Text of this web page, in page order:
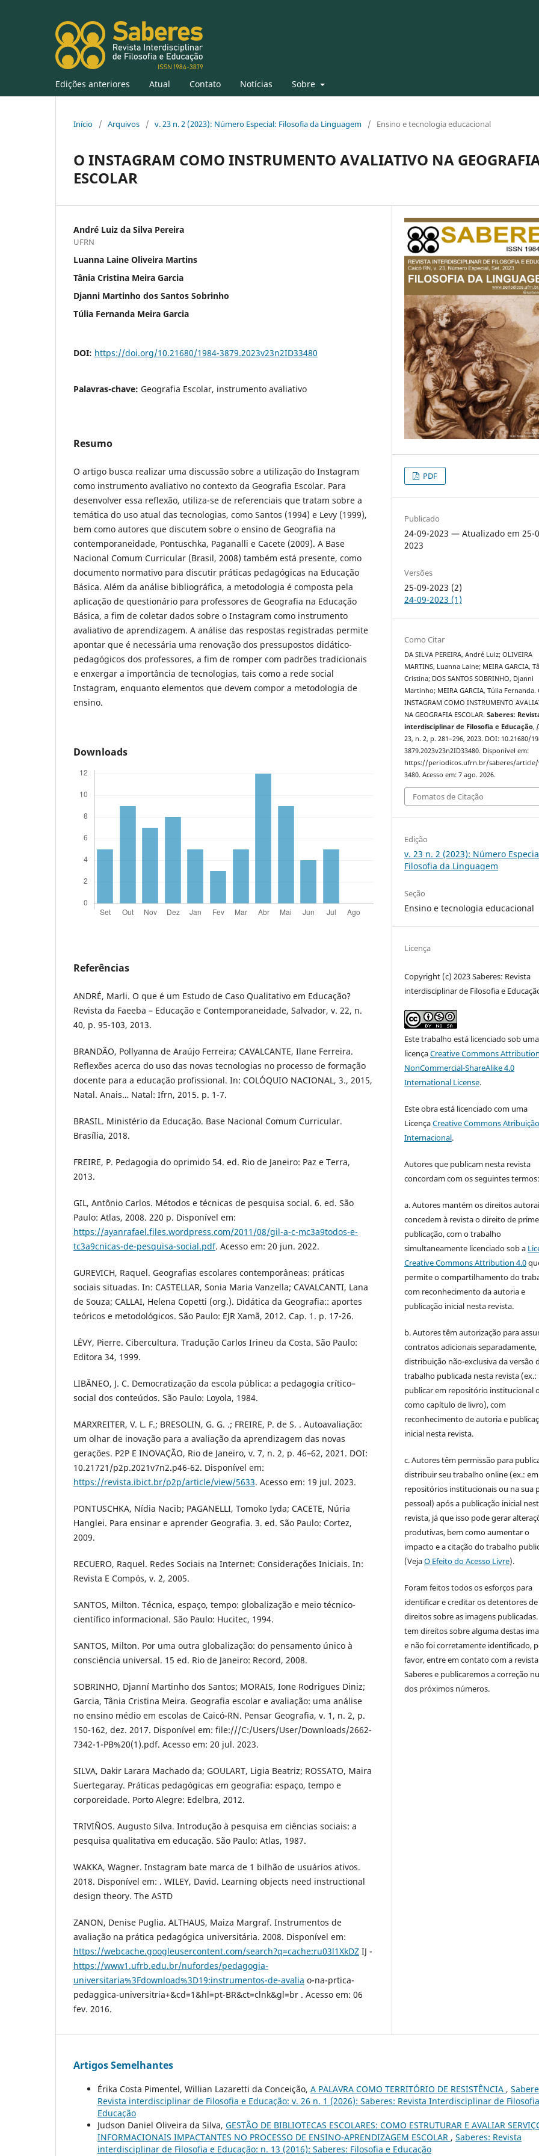
Edições anteriores Atual Contato Notícias Sobre
Início / Arquivos / v. 23 n. 2 (2023): Número Especial: Filosofia da Linguagem / Ensino e tecnologia educacional
O INSTAGRAM COMO INSTRUMENTO AVALIATIVO NA
ESCOLAR
André Luiz da Silva Pereira
UFRN
Luanna Laine Oliveira Martins
Tânia Cristina Meira Garcia
Djanni Martinho dos Santos Sobrinho
Túlia Fernanda Meira Garcia
DOI: https://doi.org/10.21680/1984-3879.2023v23n2ID33480
Palavras-chave: Geografia Escolar, instrumento avaliativo
Resumo
O artigo busca realizar uma discussão sobre a utilização do Instagram
como instrumento avaliativo no contexto da Geografia Escolar. Para
desenvolver essa reflexão, utiliza-se de referenciais que tratam sobre a
temática do uso atual das tecnologias, como Santos (1994) e Levy (1999),
bem como autores que discutem sobre o ensino de Geografia na
contemporaneidade, Pontuschka, Paganalli e Cacete (2009). A Base
Nacional Comum Curricular (Brasil, 2008) também está presente, como
documento normativo para discutir práticas pedagógicas na Educação
Básica. Além da análise bibliográfica, a metodologia é composta pela
aplicação de questionário para professores de Geografia na Educação
Básica, a fim de coletar dados sobre o Instagram como instrumento
avaliativo de aprendizagem. A análise das respostas registradas permite
apontar que é necessária uma renovação dos pressupostos didático-
pedagógicos dos professores, a fim de romper com padrões tradicionais
e enxergar a importância de tecnologias, tais como a rede social
Instagram, enquanto elementos que devem compor a metodologia de
ensino.
Downloads
Referências
ANDRÉ, Marli. O que é um Estudo de Caso Qualitativo em Educação?
Revista da Faeeba – Educação e Contemporaneidade, Salvador, v. 22, n.
40, p. 95-103, 2013.
BRANDÃO, Pollyanna de Araújo Ferreira; CAVALCANTE, Ilane Ferreira.
Reflexões acerca do uso das novas tecnologias no processo de formação
docente para a educação profissional. In: COLÓQUIO NACIONAL, 3., 2015,
Natal. Anais… Natal: Ifrn, 2015. p. 1-7.
BRASIL. Ministério da Educação. Base Nacional Comum Curricular.
Brasília, 2018.
FREIRE, P. Pedagogia do oprimido 54. ed. Rio de Janeiro: Paz e Terra,
2013.
GIL, Antônio Carlos. Métodos e técnicas de pesquisa social. 6. ed. São
Paulo: Atlas, 2008. 220 p. Disponível em:
https://ayanrafael.files.wordpress.com/2011/08/gil-a-c-mc3a9todos-e-
tc3a9cnicas-de-pesquisa-social.pdf. Acesso em: 20 jun. 2022.
GUREVICH, Raquel. Geografias escolares contemporâneas: práticas
sociais situadas. In: CASTELLAR, Sonia Maria Vanzella; CAVALCANTI, Lana
de Souza; CALLAI, Helena Copetti (org.). Didática da Geografia:: aportes
teóricos e metodológicos. São Paulo: EJR Xamã, 2012. Cap. 1. p. 17-26.
LÉVY, Pierre. Cibercultura. Tradução Carlos Irineu da Costa. São Paulo:
Editora 34, 1999.
LIBÂNEO, J. C. Democratização da escola pública: a pedagogia crítico–
social dos conteúdos. São Paulo: Loyola, 1984.
MARXREITER, V. L. F.; BRESOLIN, G. G. .; FREIRE, P. de S. . Autoavaliação:
um olhar de inovação para a avaliação da aprendizagem das novas
gerações. P2P E INOVAÇÃO, Rio de Janeiro, v. 7, n. 2, p. 46–62, 2021. DOI:
10.21721/p2p.2021v7n2.p46-62. Disponível em:
https://revista.ibict.br/p2p/article/view/5633. Acesso em: 19 jul. 2023.
PONTUSCHKA, Nídia Nacib; PAGANELLI, Tomoko Iyda; CACETE, Núria
Hanglei. Para ensinar e aprender Geografia. 3. ed. São Paulo: Cortez,
2009.
RECUERO, Raquel. Redes Sociais na Internet: Considerações Iniciais. In:
Revista E Compós, v. 2, 2005.
SANTOS, Milton. Técnica, espaço, tempo: globalização e meio técnico-
científico informacional. São Paulo: Hucitec, 1994.
SANTOS, Milton. Por uma outra globalização: do pensamento único à
consciência universal. 15 ed. Rio de Janeiro: Record, 2008.
SOBRINHO, Djanní Martinho dos Santos; MORAIS, Ione Rodrigues Diniz;
Garcia, Tânia Cristina Meira. Geografia escolar e avaliação: uma análise
no ensino médio em escolas de Caicó-RN. Pensar Geografia, v. 1, n. 2, p.
150-162, dez. 2017. Disponível em: file:///C:/Users/User/Downloads/2662-
7342-1-PB%20(1).pdf. Acesso em: 20 jul. 2023.
SILVA, Dakir Larara Machado da; GOULART, Ligia Beatriz; ROSSATO, Maira
Suertegaray. Práticas pedagógicas em geografia: espaço, tempo e
corporeidade. Porto Alegre: Edelbra, 2012.
TRIVIÑOS. Augusto Silva. Introdução à pesquisa em ciências sociais: a
pesquisa qualitativa em educação. São Paulo: Atlas, 1987.
WAKKA, Wagner. Instagram bate marca de 1 bilhão de usuários ativos.
2018. Disponível em: . WILEY, David. Learning objects need instructional
design theory. The ASTD
ZANON, Denise Puglia. ALTHAUS, Maiza Margraf. Instrumentos de
avaliação na prática pedagógica universitária. 2008. Disponível em:
https://webcache.googleusercontent.com/search?q=cache:ru03l1XkDZ IJ -
https://www1.ufrb.edu.br/nufordes/pedagogia-
universitaria%3Fdownload%3D19:instrumentos-de-avalia o-na-prtica-
pedaggica-universitria+&cd=1&hl=pt-BR&ct=clnk&gl=br . Acesso em: 06
fev. 2016.
PDF
Publicado
24-09-2023 — Atualizado em 25-
2023
Versões
25-09-2023 (2)
24-09-2023 (1)
Como Citar
DA SILVA PEREIRA, André Luiz; OLIVEIRA
MARTINS, Luanna Laine; MEIRA GARCIA,
Cristina; DOS SANTOS SOBRINHO, Djanni
Martinho; MEIRA GARCIA, Túlia Fernanda.
INSTAGRAM COMO INSTRUMENTO
NA GEOGRAFIA ESCOLAR.Saberes:
interdisciplinar de Filosofia e Educação,
23, n. 2, p. 281–296, 2023. DOI: 10.21680/
3879.2023v23n2ID33480. Disponível em:
https://periodicos.ufrn.br/saberes/
3480. Acesso em: 7 ago. 2026.
Fomatos de Citação
Edição
v. 23 n. 2 (2023): Número
Filosofia da Linguagem
Seção
Ensino e tecnologia educacional
Licença
Copyright (c) 2023 Saberes: Revista
interdisciplinar de Filosofia e
Este trabalho está licenciado sob uma
licençaCreative Commons
NonCommercial-ShareAlike 4.0
International License.
Este obra está licenciado com uma
LicençaCreative Commons
Internacional.
Autores que publicam nesta revista
concordam com os seguintes termos:
a. Autores mantém os direitos
concedem à revista o direito de
publicação, com o trabalho
simultaneamente licenciado sob a
Creative Commons Attribution 4.0
permite o compartilhamento do
com reconhecimento da autoria e
publicação inicial nesta revista.
b. Autores têm autorização para
contratos adicionais separadamente,
distribuição não-exclusiva da versão
trabalho publicada nesta revista (ex.:
publicar em repositório institucional
como capítulo de livro), com
reconhecimento de autoria e
inicial nesta revista.
c. Autores têm permissão para
distribuir seu trabalho online (ex.: em
repositórios institucionais ou na sua
pessoal) após a publicação inicial
revista, já que isso pode gerar
produtivas, bem como aumentar o
impacto e a citação do trabalho
(VejaO Efeito do Acesso Livre).
Foram feitos todos os esforços para
identificar e creditar os detentores de
direitos sobre as imagens publicadas.
tem direitos sobre alguma destas
e não foi corretamente identificado,
favor, entre em contato com a revista
Saberes e publicaremos a correção
dos próximos números.
Artigos Semelhantes
Érika Costa Pimentel, Willian Lazaretti da Conceição, A PALAVRA COMO TERRITÓRIO DE RESISTÊNCIA ,
Revista interdisciplinar de Filosofia e Educação: v. 26 n. 1 (2026): Saberes: Revista Interdisciplinar de
Educação
Judson Daniel Oliveira da Silva, GESTÃO DE BIBLIOTECAS ESCOLARES: COMO ESTRUTURAR E AVALIAR
INFORMACIONAIS IMPACTANTES NO PROCESSO DE ENSINO-APRENDIZAGEM ESCOLAR , Saberes: Revista
interdisciplinar de Filosofia e Educação: n. 13 (2016): Saberes: Filosofia e Educação